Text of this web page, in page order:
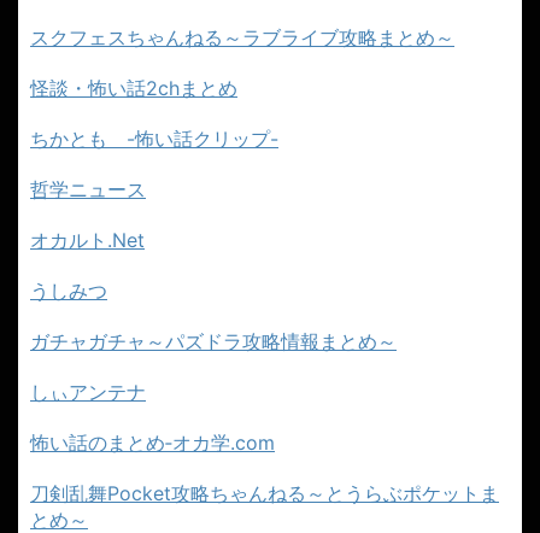
スクフェスちゃんねる～ラブライブ攻略まとめ～
怪談・怖い話2chまとめ
ちかとも -怖い話クリップ-
哲学ニュース
オカルト.Net
うしみつ
ガチャガチャ～パズドラ攻略情報まとめ～
しぃアンテナ
怖い話のまとめ‐オカ学.com
刀剣乱舞Pocket攻略ちゃんねる～とうらぶポケットま
とめ～